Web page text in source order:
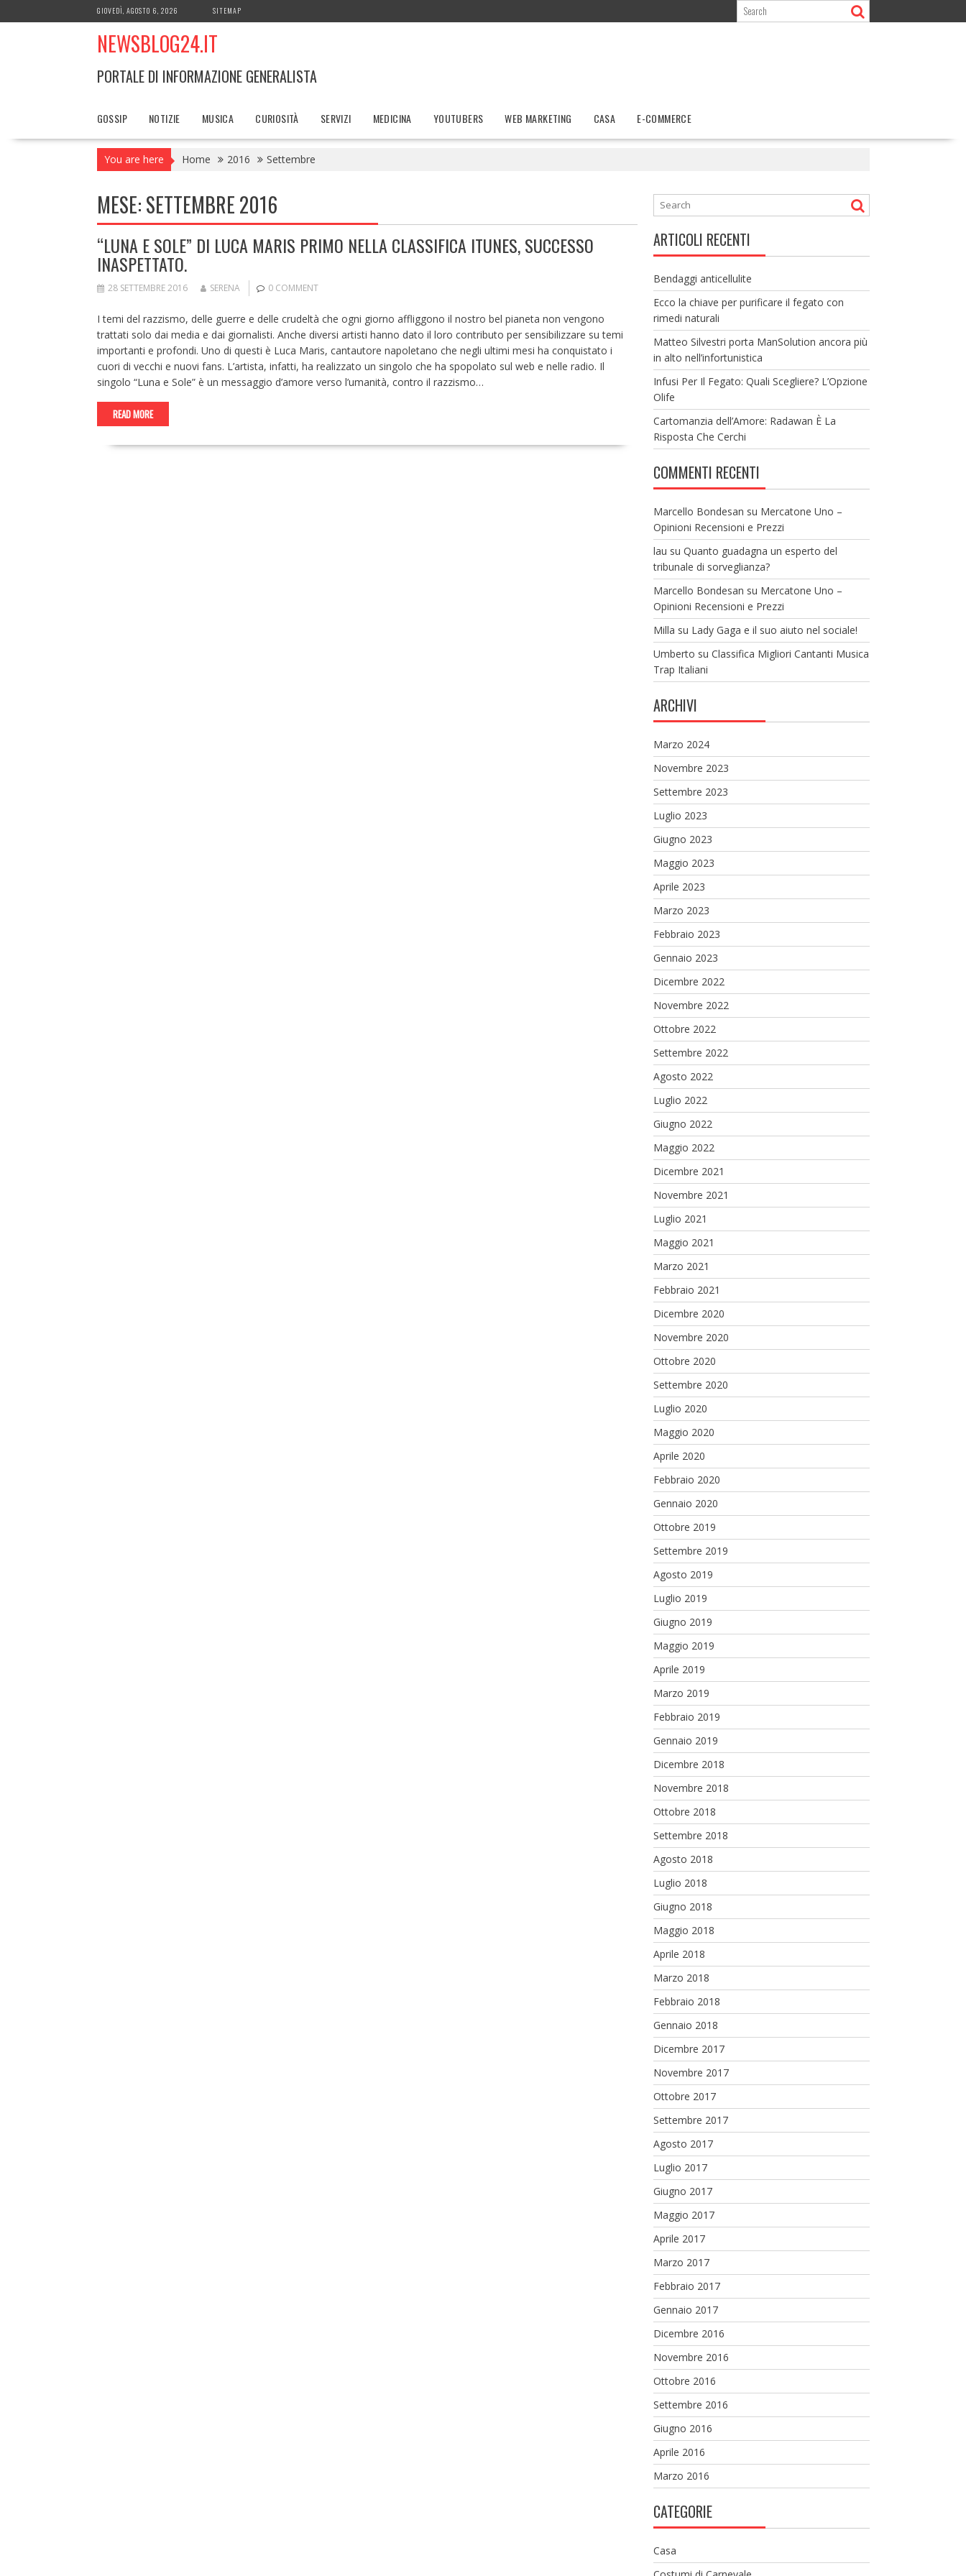
to
GIOVEDÌ, AGOSTO 6, 2026 SITEMAP
NEWSBLOG24.IT
PORTALE DI INFORMAZIONE GENERALISTA
GOSSIP NOTIZIE MUSICA CURIOSITÀ SERVIZI MEDICINA YOUTUBERS WEB MARKETING CASA E-COMMERCE
You are here Home 2016 Settembre
MESE:SETTEMBRE 2016
“LUNA E SOLE” DI LUCA MARIS PRIMO NELLA CLASSIFICA ITUNES, SUCCESSO
INASPETTATO.
28 SETTEMBRE 2016 SERENA 0 COMMENT
I temi del razzismo, delle guerre e delle crudeltà che ogni giorno affliggono il nostro bel pianeta non vengono
trattati solo dai media e dai giornalisti. Anche diversi artisti hanno dato il loro contributo per sensibilizzare su temi
importanti e profondi. Uno di questi è Luca Maris, cantautore napoletano che negli ultimi mesi ha conquistato i
cuori di vecchi e nuovi fans. L’artista, infatti, ha realizzato un singolo che ha spopolato sul web e nelle radio. Il
singolo “Luna e Sole” è un messaggio d’amore verso l’umanità, contro il razzismo…
READ MORE
ARTICOLI RECENTI
Bendaggi anticellulite
Ecco la chiave per purificare il fegato con
rimedi naturali
Matteo Silvestri porta ManSolution ancora più
in alto nell’infortunistica
Infusi Per Il Fegato: Quali Scegliere? L’Opzione
Olife
Cartomanzia dell’Amore: Radawan È La
Risposta Che Cerchi
COMMENTI RECENTI
Marcello Bondesan su Mercatone Uno –
Opinioni Recensioni e Prezzi
lau su Quanto guadagna un esperto del
tribunale di sorveglianza?
Marcello Bondesan su Mercatone Uno –
Opinioni Recensioni e Prezzi
Milla su Lady Gaga e il suo aiuto nel sociale!
Umberto su Classifica Migliori Cantanti Musica
Trap Italiani
ARCHIVI
Marzo 2024
Novembre 2023
Settembre 2023
Luglio 2023
Giugno 2023
Maggio 2023
Aprile 2023
Marzo 2023
Febbraio 2023
Gennaio 2023
Dicembre 2022
Novembre 2022
Ottobre 2022
Settembre 2022
Agosto 2022
Luglio 2022
Giugno 2022
Maggio 2022
Dicembre 2021
Novembre 2021
Luglio 2021
Maggio 2021
Marzo 2021
Febbraio 2021
Dicembre 2020
Novembre 2020
Ottobre 2020
Settembre 2020
Luglio 2020
Maggio 2020
Aprile 2020
Febbraio 2020
Gennaio 2020
Ottobre 2019
Settembre 2019
Agosto 2019
Luglio 2019
Giugno 2019
Maggio 2019
Aprile 2019
Marzo 2019
Febbraio 2019
Gennaio 2019
Dicembre 2018
Novembre 2018
Ottobre 2018
Settembre 2018
Agosto 2018
Luglio 2018
Giugno 2018
Maggio 2018
Aprile 2018
Marzo 2018
Febbraio 2018
Gennaio 2018
Dicembre 2017
Novembre 2017
Ottobre 2017
Settembre 2017
Agosto 2017
Luglio 2017
Giugno 2017
Maggio 2017
Aprile 2017
Marzo 2017
Febbraio 2017
Gennaio 2017
Dicembre 2016
Novembre 2016
Ottobre 2016
Settembre 2016
Giugno 2016
Aprile 2016
Marzo 2016
CATEGORIE
Casa